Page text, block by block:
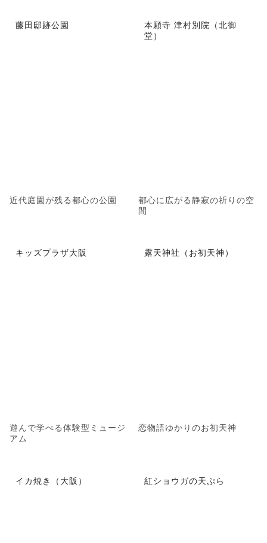
藤田邸跡公園
近代庭園が残る都心の公園
本願寺 津村別院（北御
堂）
都心に広がる静寂の祈りの空
間
キッズプラザ大阪
遊んで学べる体験型ミュージ
アム
露天神社（お初天神）
恋物語ゆかりのお初天神
イカ焼き（大阪） 紅ショウガの天ぷら